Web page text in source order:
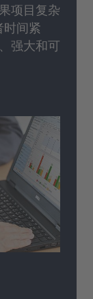
项目复杂
时间紧
强大和可